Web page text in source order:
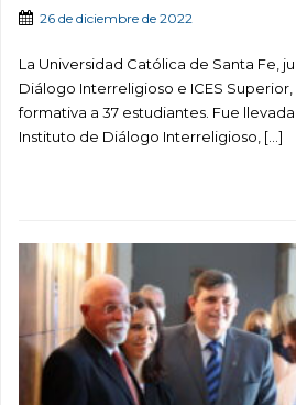
26 de diciembre de 2022
La Universidad Católica de Santa Fe,
Diálogo Interreligioso e ICES
formativa a 37 estudiantes. Fue
Instituto de Diálogo Interreligioso, […]